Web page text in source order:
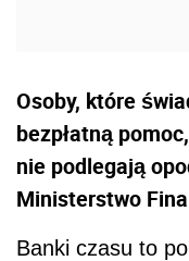
Osoby, które
bezpłatną
nie podlegają
Ministerstwo
Banki czasu to